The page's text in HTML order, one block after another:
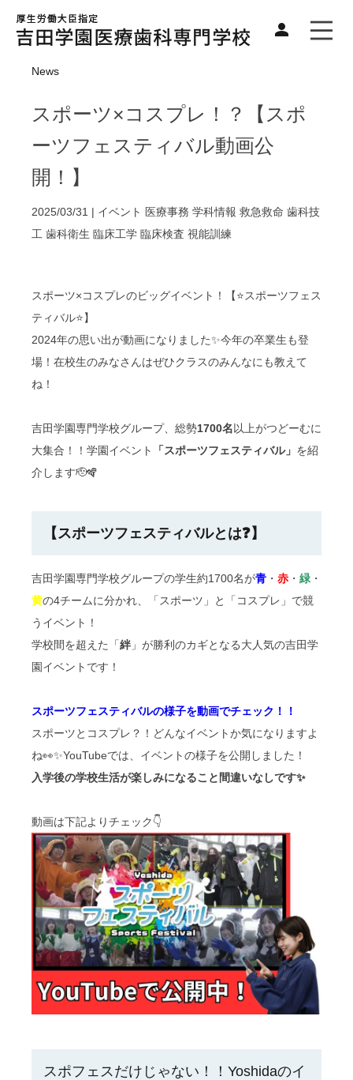
News
スポーツ×コスプレ！？【スポ
ーツフェスティバル動画公
開！】
2025/03/31 | イベント 医療事務 学科情報 救急救命 歯科技
工 歯科衛生 臨床工学 臨床検査 視能訓練
スポーツ×コスプレのビッグイベント！【⭐スポーツフェス
ティバル⭐】
2024年の思い出が動画になりました✨今年の卒業生も登
場！在校生のみなさんはぜひクラスのみんなにも教えて
ね！
吉田学園専門学校グループ、総勢1700名以上がつどーむに
大集合！！学園イベント
「スポーツフェスティバル」 を紹
介します🫡🪇
【スポーツフェスティバルとは❓】
吉田学園専門学校グループの学生約1700名が青 ・ 赤 ・ 緑 ・
黄の4チームに分かれ、「スポーツ」と「コスプレ」で競
うイベント！
学校間を超えた「絆 」が勝利のカギとなる大人気の吉田学
園イベントです！
スポーツフェスティバルの様子を動画でチェック！！
スポーツとコスプレ？！どんなイベントか気になりますよ
ね👀✨YouTubeでは、イベントの様子を公開しました！
入学後の学校生活が楽しみになること間違いなしです✨
動画は下記よりチェック👇
スポフェスだけじゃない！！Yoshidaのイ